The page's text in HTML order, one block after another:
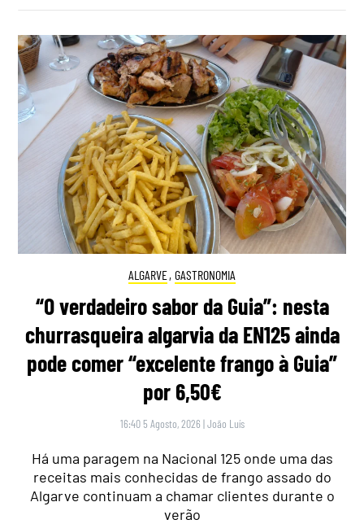
ALGARVE, GASTRONOMIA
“O verdadeiro sabor da Guia”: nesta
churrasqueira algarvia da EN125 ainda
pode comer “excelente frango à Guia”
por 6,50€
16:40 5 Agosto, 2026 |João Luís
Há uma paragem na Nacional 125 onde uma das
receitas mais conhecidas de frango assado do
Algarve continuam a chamar clientes durante o
verão